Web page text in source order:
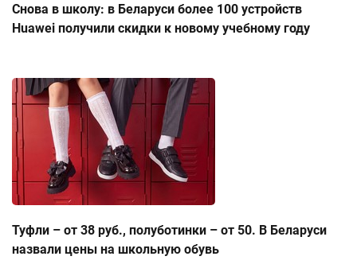
Снова в школу: в Беларуси более 100 устройств
Huawei получили скидки к новому учебному году
Туфли – от 38 руб., полуботинки – от 50. В Беларуси
назвали цены на школьную обувь